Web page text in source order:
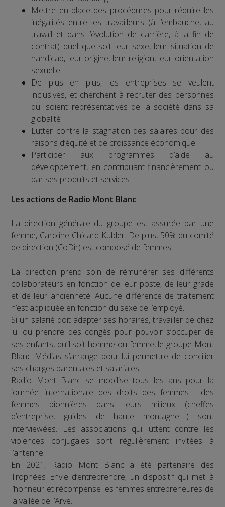
Mettre en place des procédures pour réduire les
inégalités entre les travailleurs (à l’embauche, au
travail et dans l’évolution de carrière, à la fin de
contrat) quel que soit leur sexe, leur situation de
handicap, leur origine, leur religion, leur orientation
sexuelle
De plus en plus, les entreprises se veulent
inclusives, et cherchent à recruter des personnes
qui soient représentatives de la société dans sa
globalité
Lutter contre la stagnation des salaires pour des
raisons d’équité et de croissance économique
Participer aux programmes d’aide au
développement, en contribuant financièrement ou
par ses produits et services
Les actions de Radio Mont Blanc
La direction générale du groupe est assurée par une
femme, Caroline Chicard-Kubler. De plus, 50% du comité
de direction (CoDir) est composé de femmes.
La direction prend soin de rémunérer ses différents
collaborateurs en fonction de leur poste, de leur grade
et de leur ancienneté. Aucune différence de traitement
n’est appliquée en fonction du sexe de l’employé.
Si un salarié doit adapter ses horaires, travailler de chez
lui ou prendre des congés pour pouvoir s’occuper de
ses enfants, qu’il soit homme ou femme, le groupe Mont
Blanc Médias s’arrange pour lui permettre de concilier
ses charges parentales et salariales.
Radio Mont Blanc se mobilise tous les ans pour la
journée internationale des droits des femmes : des
femmes pionnières dans leurs milieux (cheffes
d’entreprise, guides de haute montagne….) sont
interviewées. Les associations qui luttent contre les
violences conjugales sont régulièrement invitées à
l’antenne.
En 2021, Radio Mont Blanc a été partenaire des
Trophées Envie d’entreprendre, un dispositif qui met à
l’honneur et récompense les femmes entrepreneures de
la vallée de l’Arve.